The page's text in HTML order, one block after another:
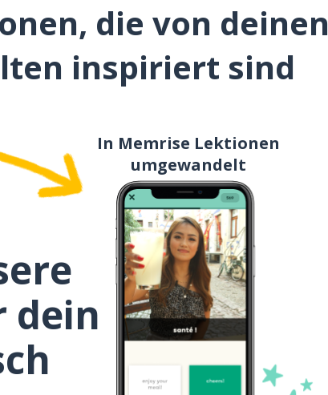
die von deinen
inspiriert sind
dein
In Memrise Lektionen
umgewandelt